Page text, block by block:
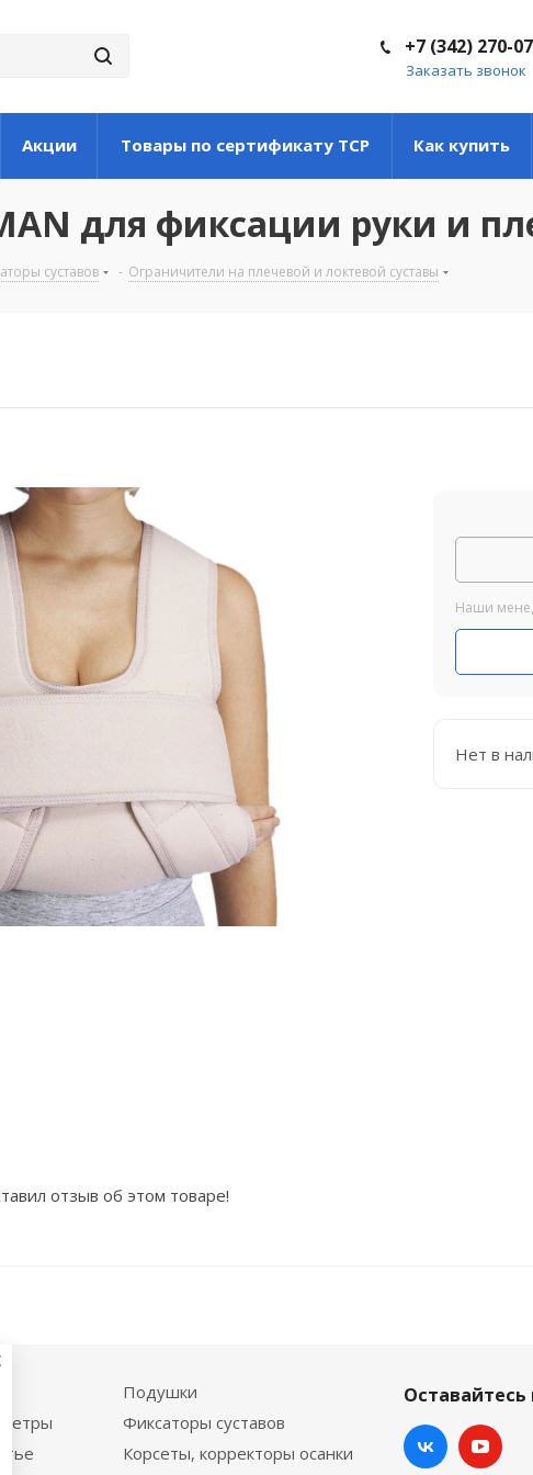
+7 (342) 270-
Заказать звонок
Акции Товары по сертификату ТСР Как купить
для фиксации руки и
суставов - Ограничители на плечевой и локтевой суставы
Наши
Нет в
отзыв об этом товаре!
Подушки
Фиксаторы суставов
Корсеты, корректоры осанки
Оставайтесь